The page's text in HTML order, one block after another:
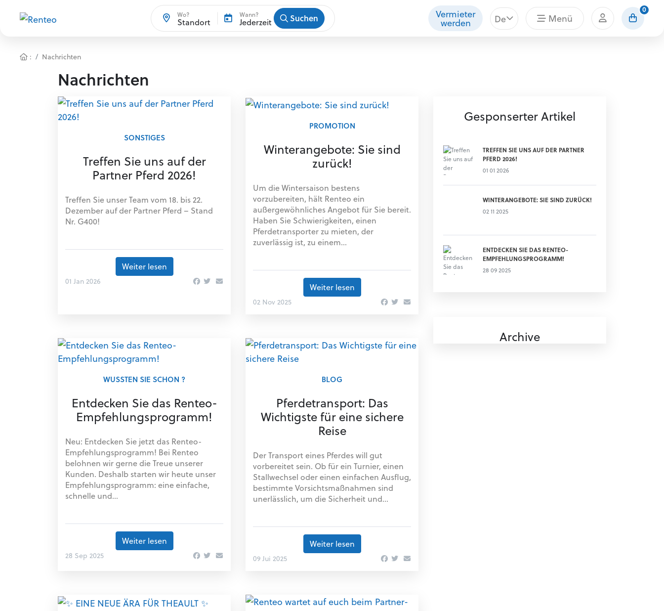
Wo?
Standort
Wann?
Jederzeit Suchen Vermieter
werden De Menü
0
: Nachrichten
Nachrichten
SONSTIGES
Treffen Sie uns auf der
Partner Pferd 2026!
Treffen Sie unser Team vom 18. bis 22.
Dezember auf der Partner Pferd – Stand
Nr. G400!
Weiter lesen
01 Jan 2026
PROMOTION
Winterangebote: Sie sind
zurück!
Um die Wintersaison bestens
vorzubereiten, hält Renteo ein
außergewöhnliches Angebot für Sie bereit.
Haben Sie Schwierigkeiten, einen
Pferdetransporter zu mieten, der
zuverlässig ist, zu einem...
Weiter lesen
02 Nov 2025
WUSSTEN SIE SCHON ?
Entdecken Sie das Renteo-
Empfehlungsprogramm!
Neu: Entdecken Sie jetzt das Renteo-
Empfehlungsprogramm! Bei Renteo
belohnen wir gerne die Treue unserer
Kunden. Deshalb starten wir heute unser
Empfehlungsprogramm: eine einfache,
schnelle und...
Weiter lesen
28 Sep 2025
BLOG
Pferdetransport: Das
Wichtigste für eine sichere
Reise
Der Transport eines Pferdes will gut
vorbereitet sein. Ob für ein Turnier, einen
Stallwechsel oder einen einfachen Ausflug,
bestimmte Vorsichtsmaßnahmen sind
unerlässlich, um die Sicherheit und...
Weiter lesen
09 Jui 2025
Gesponserter Artikel
TREFFEN SIE UNS AUF DER PARTNER
PFERD 2026!
01 01 2026
WINTERANGEBOTE: SIE SIND ZURÜCK!
02 11 2025
ENTDECKEN SIE DAS RENTEO-
EMPFEHLUNGSPROGRAMM!
28 09 2025
Archive